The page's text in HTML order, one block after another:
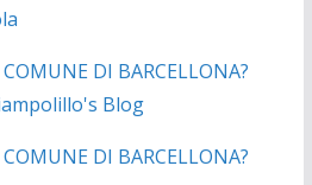
DI BARCELLONA?
Blog
DI BARCELLONA?